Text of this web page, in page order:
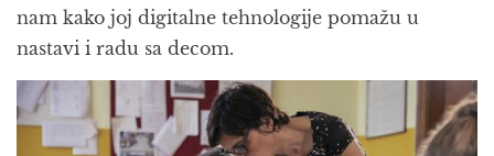
nam kako joj digitalne tehnologije pomažu u
nastavi i radu sa decom.